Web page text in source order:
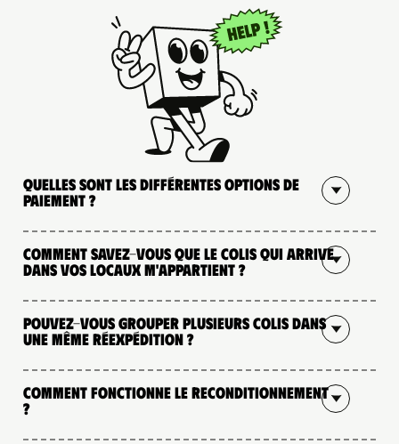
Quelles sont les différentes options de
paiement ?
Comment savez-vous que le colis qui arrive
dans vos locaux m'appartient ?
Pouvez-vous grouper plusieurs colis dans
une même réexpédition ?
Comment fonctionne le reconditionnement
?